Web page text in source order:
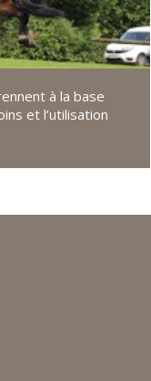
à la base
et l’utilisation